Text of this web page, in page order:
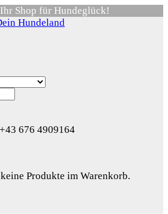
Shop für Hundeglück!
+43 676 4909164
Produkte im Warenkorb.